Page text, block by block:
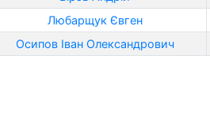
Любарщук Євген
Осипов Іван Олександрович